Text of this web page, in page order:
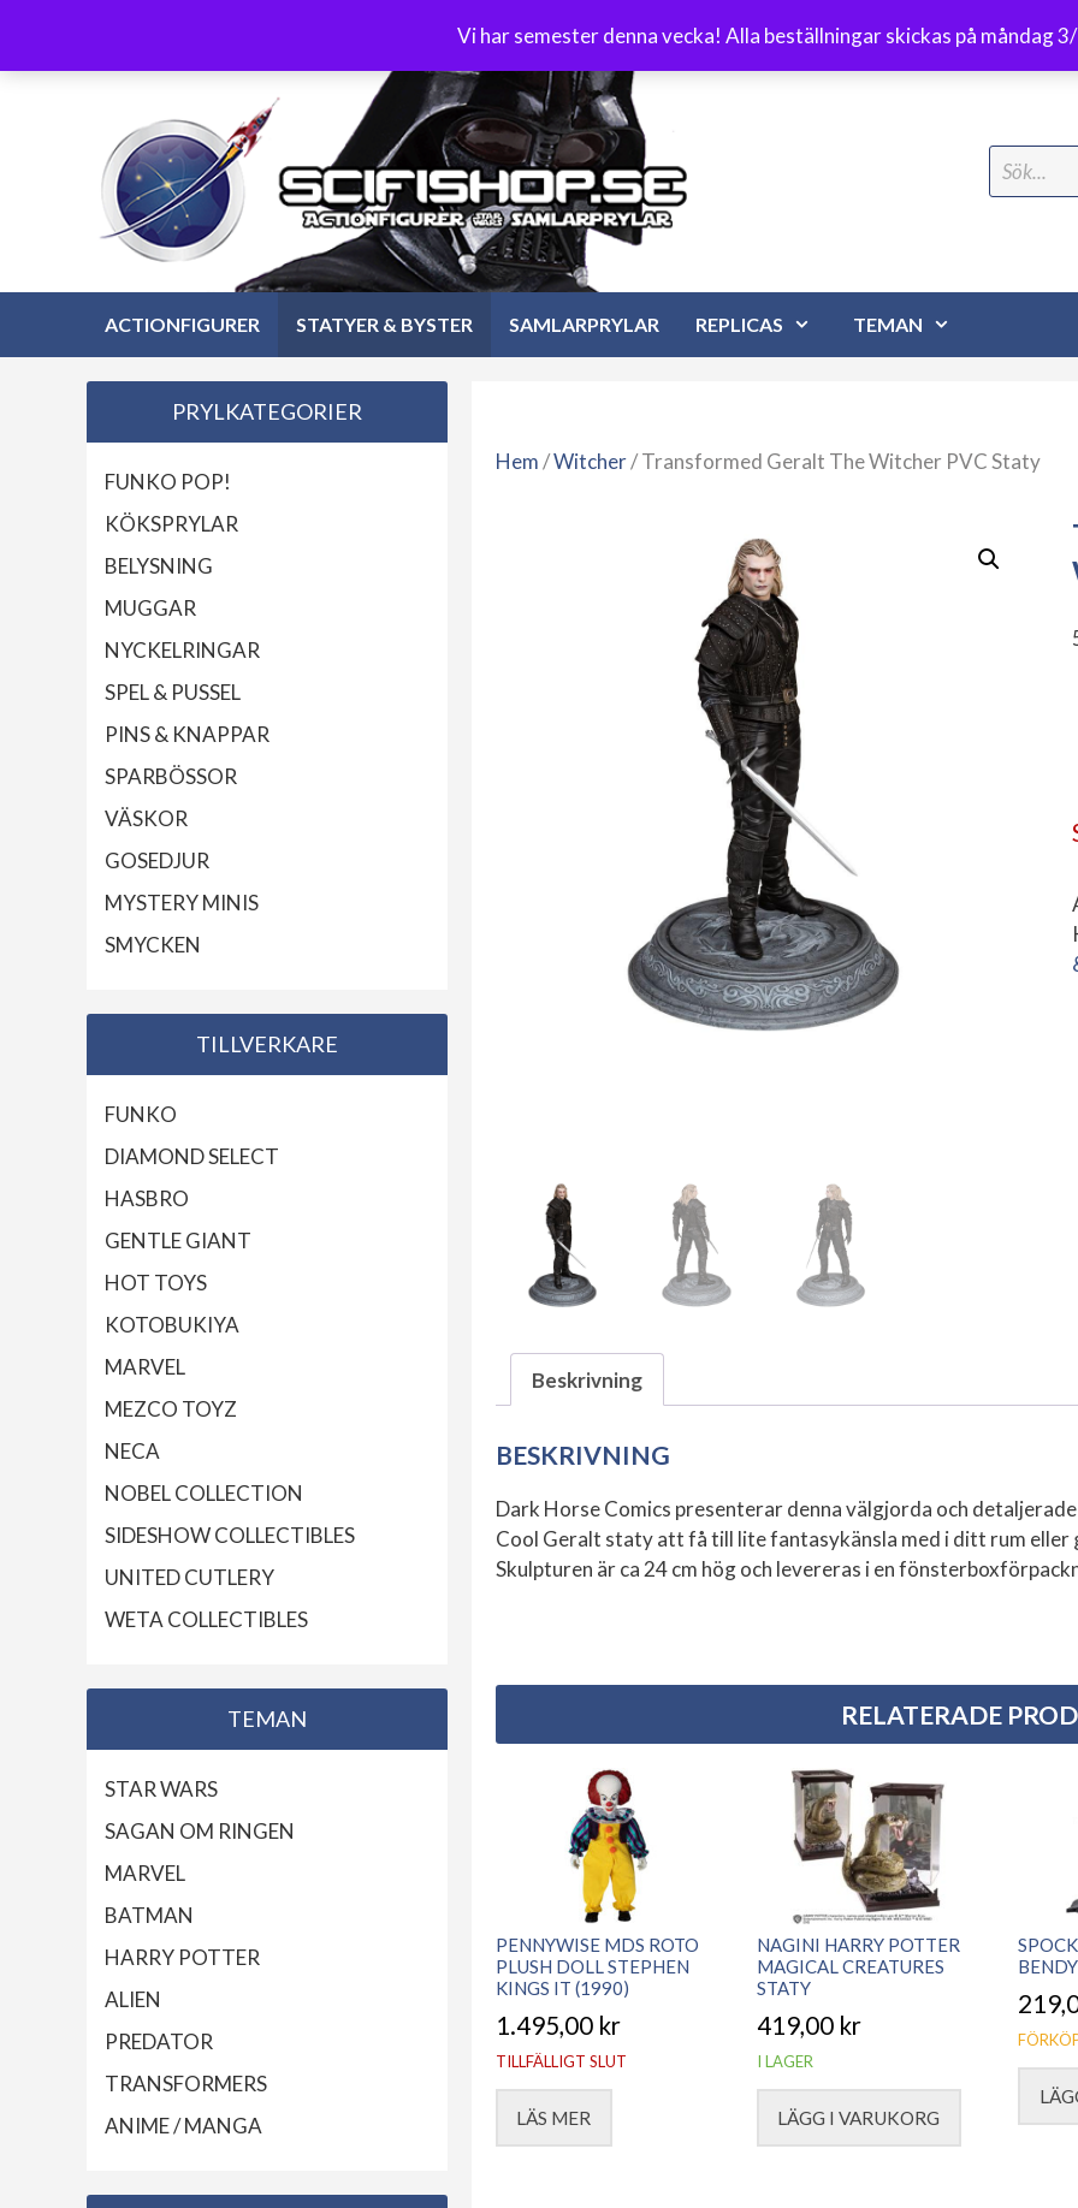
Vi har semester denna vecka! Alla beställningar skickas på måndag
innehåll
Öppet köp 30 dagar Frakt 89 kr
Search
for:
ACTIONFIGURER STATYER & BYSTER SAMLARPRYLAR REPLICAS TEMAN
Hem/Witcher/ Transformed Geralt The Witcher PVC Staty
Beskrivning
BESKRIVNING
Dark Horse Comics presenterar denna välgjorda och
Cool Geralt staty att få till lite fantasykänsla med i ditt rum
Skulpturen är ca 24 cm hög och levereras i en
RELATERADE
PENNYWISE MDS ROTO
PLUSH DOLL STEPHEN
KINGS IT (1990)
1.495,00 kr
TILLFÄLLIGT SLUT
LÄS MER
NAGINI HARRY POTTER
MAGICAL CREATURES
STATY
419,00 kr
I LAGER
LÄGG I VARUKORG
PRYLKATEGORIER
FUNKO POP!
KÖKSPRYLAR
BELYSNING
MUGGAR
NYCKELRINGAR
SPEL & PUSSEL
PINS & KNAPPAR
SPARBÖSSOR
VÄSKOR
GOSEDJUR
MYSTERY MINIS
SMYCKEN
TILLVERKARE
FUNKO
DIAMOND SELECT
HASBRO
GENTLE GIANT
HOT TOYS
KOTOBUKIYA
MARVEL
MEZCO TOYZ
NECA
NOBEL COLLECTION
SIDESHOW COLLECTIBLES
UNITED CUTLERY
WETA COLLECTIBLES
TEMAN
STAR WARS
SAGAN OM RINGEN
MARVEL
BATMAN
HARRY POTTER
ALIEN
PREDATOR
TRANSFORMERS
ANIME / MANGA